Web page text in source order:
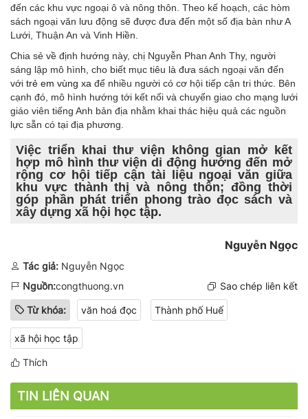
đến các khu vực ngoại ô và nông thôn. Theo kế hoạch, các hòm
sách ngoại văn lưu động sẽ được đưa đến một số địa bàn như A
Lưới, Thuận An và Vinh Hiền.
Chia sẻ về định hướng này, chị Nguyễn Phan Anh Thy, người
sáng lập mô hình, cho biết mục tiêu là đưa sách ngoại văn đến
với trẻ em vùng xa để nhiều người có cơ hội tiếp cận tri thức. Bên
cạnh đó, mô hình hướng tới kết nối và chuyển giao cho mạng lưới
giáo viên tiếng Anh bản địa nhằm khai thác hiệu quả các nguồn
lực sẵn có tại địa phương.
Việc triển khai thư viện không gian mở kết
hợp mô hình thư viện di động hướng đến mở
rộng cơ hội tiếp cận tài liệu ngoại văn giữa
khu vực thành thị và nông thôn; đồng thời
góp phần phát triển phong trào đọc sách và
xây dựng xã hội học tập.
Nguyễn Ngọc
Tác giả: Nguyễn Ngọc
Nguồn:congthuong.vn Sao chép liên kết
Từ khóa: văn hoá đọc Thành phố Huế
xã hội học tập
Thích
TIN LIÊN QUAN